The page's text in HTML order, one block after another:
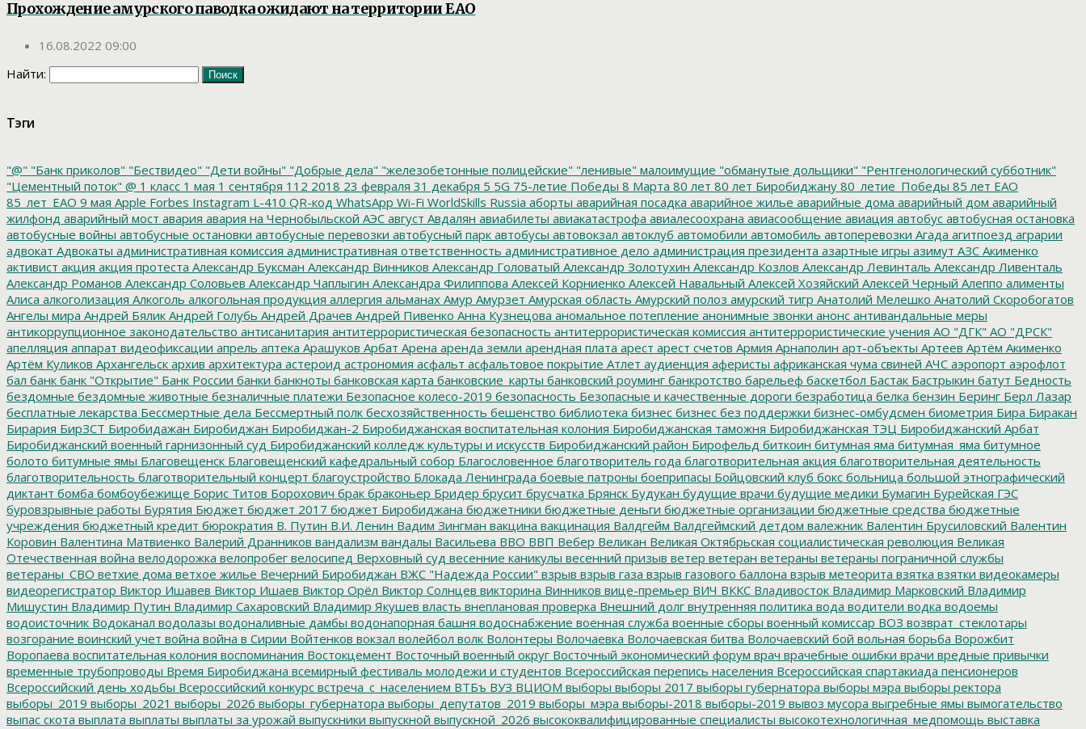
Прохождение амурского паводка ожидают на территории ЕАО
16.08.2022 09:00
Найти:
Тэги
"@" "Банк приколов" "Бествидео" "Дети войны" "Добрые дела" "железобетонные полицейские" "ленивые" малоимущие "обманутые дольщики" "Рентгенологический субботник"
"Цементный поток" @ 1 класс 1 мая 1 сентября 112 2018 23 февраля 31 декабря 5 5G 75-летие Победы 8 Марта 80 лет 80 лет Биробиджану 80_летие_Победы 85 лет ЕАО
85_лет_ЕАО 9 мая Apple Forbes Instagram L-410 QR-код WhatsApp Wi-Fi WorldSkills Russia аборты аварийная посадка аварийное жилье аварийные дома аварийный дом аварийный
жилфонд аварийный мост авария авария на Чернобыльской АЭС август Авдалян авиабилеты авиакатастрофа авиалесоохрана авиасообщение авиация автобус автобусная остановка
автобусные войны автобусные остановки автобусные перевозки автобусный парк автобусы автовокзал автоклуб автомобили автомобиль автоперевозки Агада агитпоезд аграрии
адвокат Адвокаты административная комиссия административная ответственность административное дело администрация президента азартные игры азимут АЗС Акименко
активист акция акция протеста Александр Буксман Александр Винников Александр Головатый Александр Золотухин Александр Козлов Александр Левинталь Александр Ливенталь
Александр Романов Александр Соловьев Александр Чаплыгин Александра Филиппова Алексей Корниенко Алексей Навальный Алексей Хозяйский Алексей Черный Алеппо алименты
Алиса алкоголизация Алкоголь алкогольная продукция аллергия альманах Амур Амурзет Амурская область Амурский полоз амурский тигр Анатолий Мелешко Анатолий Скоробогатов
Ангелы мира Андрей Бялик Андрей Голубь Андрей Драчев Андрей Пивенко Анна Кузнецова аномальное потепление анонимные звонки анонс антивандальные меры
антикоррупционное законодательство антисанитария антитеррористическая безопасность антитеррористическая комиссия антитеррористические учения АО "ДГК" АО "ДРСК"
апелляция аппарат видеофиксации апрель аптека Арашуков Арбат Арена аренда земли арендная плата арест арест счетов Армия Арнаполин арт-объекты Артеев Артём Акименко
Артём Куликов Архангельск архив архитектура астероид астрономия асфальт асфальтовое покрытие Атлет аудиенция аферисты африканская чума свиней АЧС аэропорт аэрофлот
бал банк банк "Открытие" Банк России банки банкноты банковская карта банковские_карты банковский роуминг банкротство барельеф баскетбол Бастак Бастрыкин батут Бедность
бездомные бездомные животные безналичные платежи Безопасное колесо-2019 безопасность Безопасные и качественные дороги безработица белка бензин Беринг Берл Лазар
бесплатные лекарства Бессмертные дела Бессмертный полк бесхозяйственность бешенство библиотека бизнес бизнес без поддержки бизнес-омбудсмен биометрия Бира Биракан
Бирария БирЗСТ Биробидажан Биробиджан Биробиджан-2 Биробиджанская воспитательная колония Биробиджанская таможня Биробиджанская ТЭЦ Биробиджанский Арбат
Биробиджанский военный гарнизонный суд Биробиджанский колледж культуры и искусств Биробиджанский район Бирофельд биткоин битумная яма битумная_яма битумное
болото битумные ямы Благовещенск Благовещенский кафедральный собор Благословенное благотворитель года благотворительная акция благотворительная деятельность
благотворительность благотворительный концерт благоустройство Блокада Ленинграда боевые патроны боеприпасы Бойцовский клуб бокс больница большой этнографический
диктант бомба бомбоубежище Борис Титов Борохович брак браконьер Бридер брусит брусчатка Брянск Будукан будущие врачи будущие медики Бумагин Бурейская ГЭС
буровзрывные работы Бурятия Бюджет бюджет 2017 бюджет Биробиджана бюджетники бюджетные деньги бюджетные организации бюджетные средства бюджетные
учреждения бюджетный кредит бюрократия В. Путин В.И. Ленин Вадим Зингман вакцина вакцинация Валдгейм Валдгеймский детдом валежник Валентин Брусиловский Валентин
Коровин Валентина Матвиенко Валерий Дранников вандализм вандалы Васильева ВВО ВВП Вебер Великан Великая Октябрьская социалистическая революция Великая
Отечественная война велодорожка велопробег велосипед Верховный суд весенние каникулы весенний призыв ветер ветеран ветераны ветераны пограничной службы
ветераны_СВО ветхие дома ветхое жилье Вечерний Биробиджан ВЖС "Надежда России" взрыв взрыв газа взрыв газового баллона взрыв метеорита взятка взятки видеокамеры
видеорегистратор Виктор Ишавев Виктор Ишаев Виктор Орёл Виктор Солнцев викторина Винников вице-премьер ВИЧ ВККС Владивосток Владимир Марковский Владимир
Мишустин Владимир Путин Владимир Сахаровский Владимир Якушев власть внеплановая проверка Внешний долг внутренняя политика вода водители водка водоемы
водоисточник Водоканал водолазы водоналивные дамбы водонапорная башня водоснабжение военная служба военные сборы военный комиссар ВОЗ возврат_стеклотары
возгорание воинский учет война война в Сирии Войтенков вокзал волейбол волк Волонтеры Волочаевка Волочаевская битва Волочаевский бой вольная борьба Ворожбит
Воропаева воспитательная колония воспоминания Востокцемент Восточный военный округ Восточный экономический форум врач врачебные ошибки врачи вредные привычки
временные трубопроводы Время Биробиджана всемирный фестиваль молодежи и студентов Всероссийская перепись населения Всероссийская спартакиада пенсионеров
Всероссийский день ходьбы Всероссийский конкурс встреча_с_населением ВТБъ ВУЗ ВЦИОМ выборы выборы 2017 выборы губернатора выборы мэра выборы ректора
выборы_2019 выборы_2021 выборы_2026 выборы_губернатора выборы_депутатов_2019 выборы_мэра выборы-2018 выборы-2019 вывоз мусора выгребные ямы вымогательство
выпас скота выплата выплаты выплаты за урожай выпускники выпускной выпускной_2026 высококвалифицированные специалисты высокотехнологичная_медпомощь выставка